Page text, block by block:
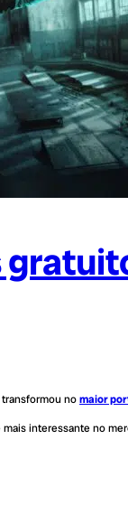
nomaior
interessante no